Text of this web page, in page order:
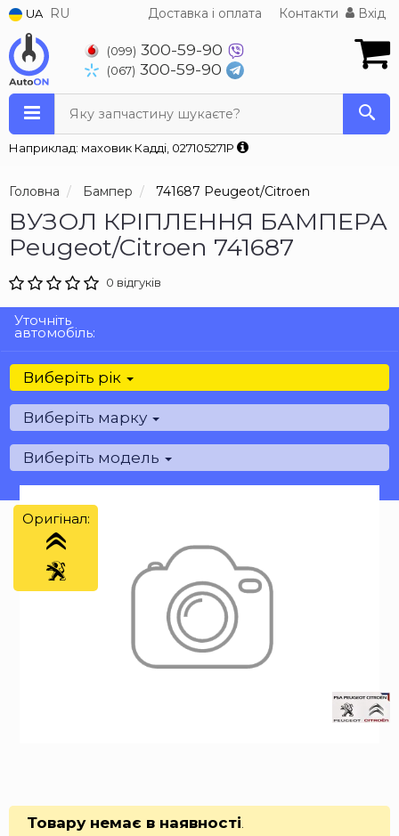
UA RU Доставка і оплата Контакти Вхід
(099) 300-59-90
(067) 300-59-90
Яку запчастину шукаєте?
Наприклад: маховик Кадді, 027105271P
Головна Бампер 741687 Peugeot/Citroen
ВУЗОЛ КРІПЛЕННЯ БАМПЕРА
Peugeot/Citroen 741687
0 відгуків
Уточніть
автомобіль:
Виберіть рік
Виберіть марку
Виберіть модель
Оригінал:
Товару немає в наявності